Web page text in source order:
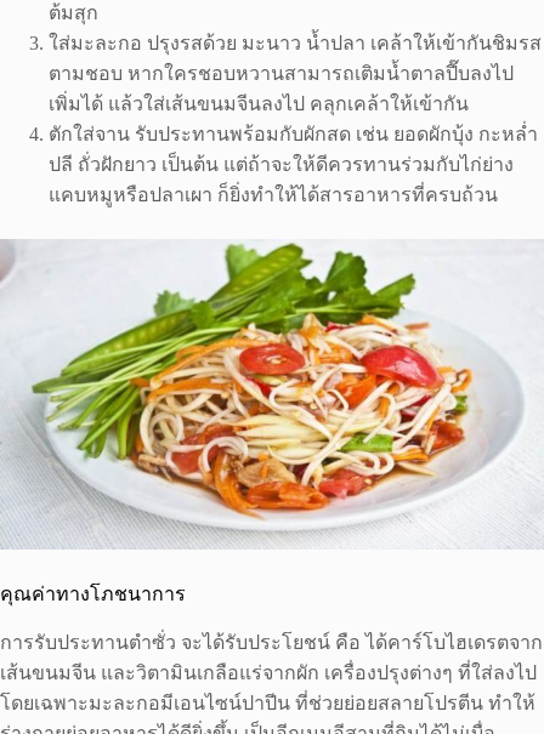
ต้มสุก
ใส่มะละกอ ปรุงรสด้วย มะนาว น้ำปลา เคล้าให้เข้ากันชิมรส
ตามชอบ หากใครชอบหวานสามารถเติมน้ำตาลปี๊บลงไป
เพิ่มได้ แล้วใส่เส้นขนมจีนลงไป คลุกเคล้าให้เข้ากัน
ตักใส่จาน รับประทานพร้อมกับผักสด เช่น ยอดผักบุ้ง กะหล่ำ
ปลี ถั่วฝักยาว เป็นต้น แต่ถ้าจะให้ดีควรทานร่วมกับไก่ย่าง
แคบหมูหรือปลาเผา ก็ยิ่งทำให้ได้สารอาหารที่ครบถ้วน
คุณค่าทางโภชนาการ
การรับประทานตำซั่ว จะได้รับประโยชน์ คือ ได้คาร์โบไฮเดรตจาก
เส้นขนมจีน และวิตามินเกลือแร่จากผัก เครื่องปรุงต่างๆ ที่ใส่ลงไป
โดยเฉพาะมะละกอมีเอนไซน์ปาปีน ที่ช่วยย่อยสลายโปรตีน ทำให้